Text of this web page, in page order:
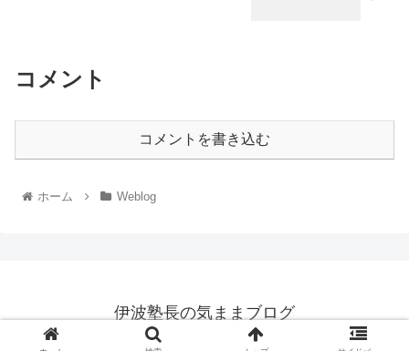
コメント
コメントを書き込む
ホーム Weblog
伊波塾長の気ままブログ
© 2006 伊波塾長の気ままブログ.